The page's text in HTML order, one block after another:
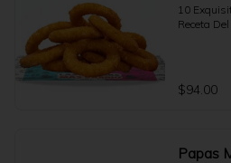
10
Receta
$94.00
Papas